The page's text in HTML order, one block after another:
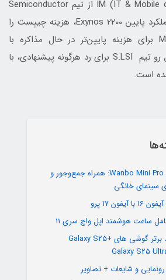
واحد IM (IT & Mobile communications) از تیم Semiconductor
تقاضا کرده تا به دلیل عملکرد پایین Exynos 2200، هزینه چیپست را
کاهش دهد. تیم Mobile برای هزینه پایین‌تر در حال مذاکره با
Qualcomm است، از این رو تیم S.LSI برای رد هرگونه پیشنهادی، با
است.
ویدئو پروژکتور Wanbo Mini Pro: همراه جمع‌وجور و
سینمای خانگی
17 پرو
ساعت هوشمند اپل واچ سری 11
10 ویژگی جدید برتر گوشی های +Galaxy S25